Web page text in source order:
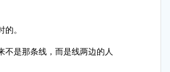
。
不是那条线，而是线两边的人